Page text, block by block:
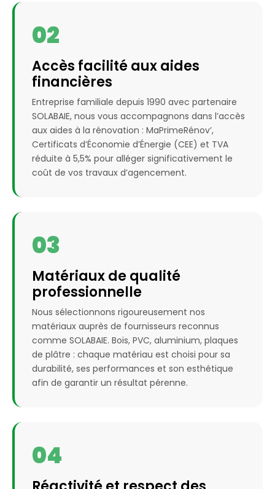
02
Accès facilité aux aides
financières
Entreprise familiale depuis 1990 avec partenaire
SOLABAIE, nous vous accompagnons dans l’accès
aux aides à la rénovation : MaPrimeRénov’,
Certificats d’Économie d’Énergie (CEE) et TVA
réduite à 5,5% pour alléger significativement le
coût de vos travaux d’agencement.
03
Matériaux de qualité
professionnelle
Nous sélectionnons rigoureusement nos
matériaux auprès de fournisseurs reconnus
comme SOLABAIE. Bois, PVC, aluminium, plaques
de plâtre : chaque matériau est choisi pour sa
durabilité, ses performances et son esthétique
afin de garantir un résultat pérenne.
04